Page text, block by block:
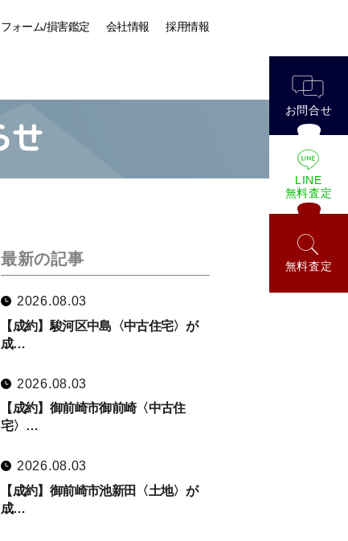
フォーム/損害鑑定 会社情報 採用情報
お問合せ
LINE
無料査定
無料査定
せ
最新の記事
2026.08.03
【成約】駿河区中島〈中古住宅〉が
成…
2026.08.03
【成約】御前崎市御前崎〈中古住
宅〉…
2026.08.03
【成約】御前崎市池新田〈土地〉が
成…